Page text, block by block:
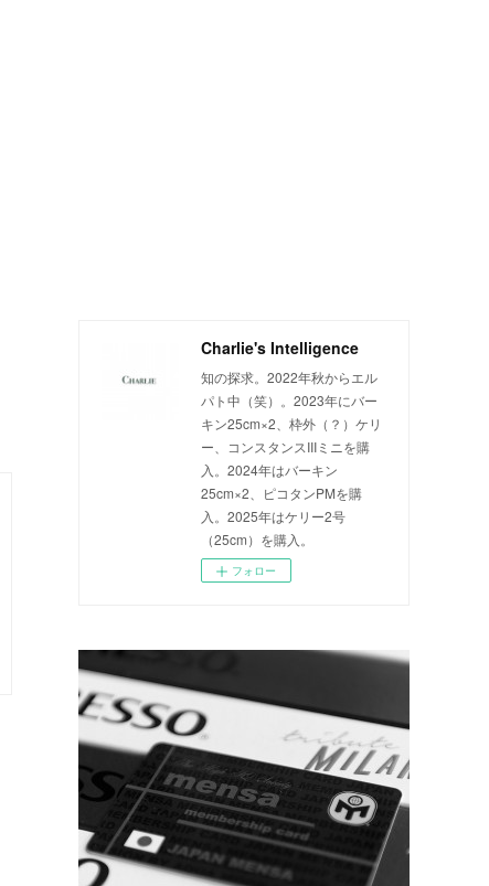
Charlie's Intelligence
知の探求。2022年秋からエル
パト中（笑）。2023年にバー
キン25cm×2、枠外（？）ケリ
ー、コンスタンスIIIミニを購
入。2024年はバーキン
25cm×2、ピコタンPMを購
入。2025年はケリー2号
（25cm）を購入。
フォロー